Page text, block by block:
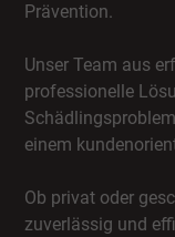
Prävention.
Unser Team aus
professionelle
einem
Ob privat oder
zuverlässig und